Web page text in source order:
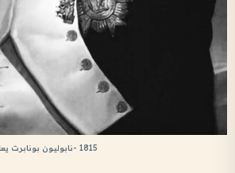
1815 -نابوليون بونابرت يعلن عن دستور الحرية في فرنسا.